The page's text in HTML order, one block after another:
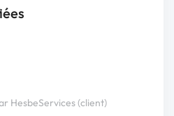
HesbeServices (client)